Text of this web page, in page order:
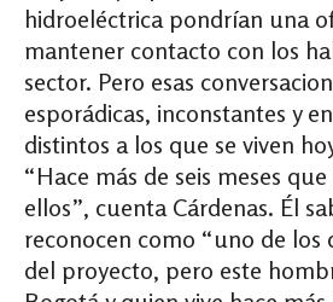
hidroeléctrica pondrían una
mantener contacto con los
sector. Pero esas
esporádicas, inconstantes y
distintos a los que se viven
“Hace más de seis meses
ellos”, cuenta Cárdenas. Él
reconocen como “uno de los
del proyecto, pero este